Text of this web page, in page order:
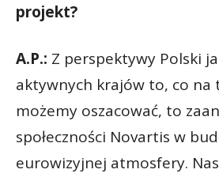
projekt?
A.P.: Z perspektywy Polski
aktywnych krajów to, co
możemy oszacować, to
społeczności Novartis w
eurowizyjnej atmosfery.